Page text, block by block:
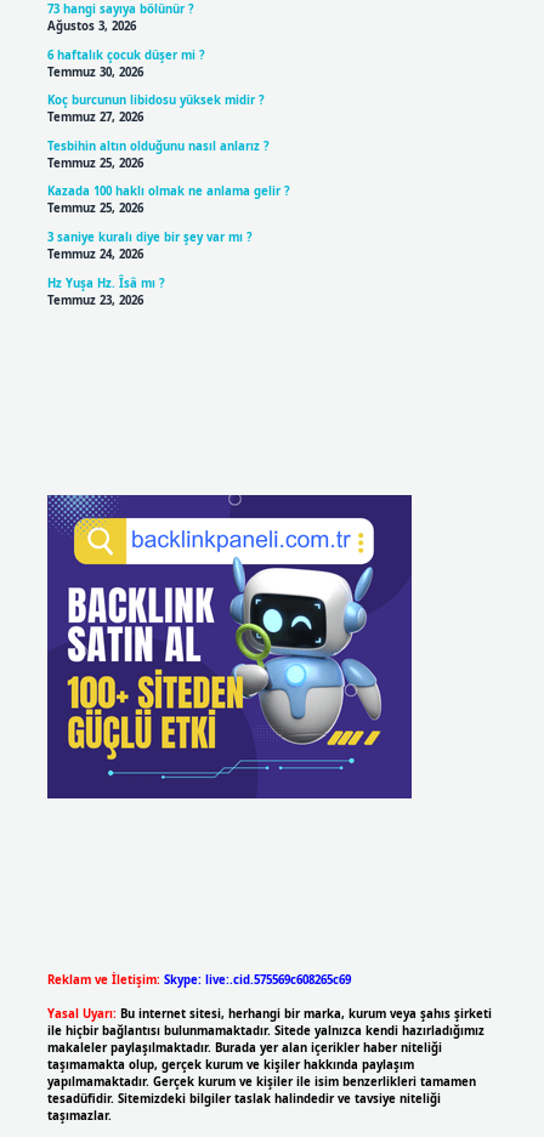
73 hangi sayıya bölünür ?
Ağustos 3, 2026
6 haftalık çocuk düşer mi ?
Temmuz 30, 2026
Koç burcunun libidosu yüksek midir ?
Temmuz 27, 2026
Tesbihin altın olduğunu nasıl anlarız ?
Temmuz 25, 2026
Kazada 100 haklı olmak ne anlama gelir ?
Temmuz 25, 2026
3 saniye kuralı diye bir şey var mı ?
Temmuz 24, 2026
Hz Yuşa Hz. Îsâ mı ?
Temmuz 23, 2026
Reklam ve İletişim: Skype: live:.cid.575569c608265c69
Yasal Uyarı: Bu internet sitesi, herhangi bir marka, kurum veya şahıs şirketi
ile hiçbir bağlantısı bulunmamaktadır. Sitede yalnızca kendi hazırladığımız
makaleler paylaşılmaktadır. Burada yer alan içerikler haber niteliği
taşımamakta olup, gerçek kurum ve kişiler hakkında paylaşım
yapılmamaktadır. Gerçek kurum ve kişiler ile isim benzerlikleri tamamen
tesadüfidir. Sitemizdeki bilgiler taslak halindedir ve tavsiye niteliği
taşımazlar.